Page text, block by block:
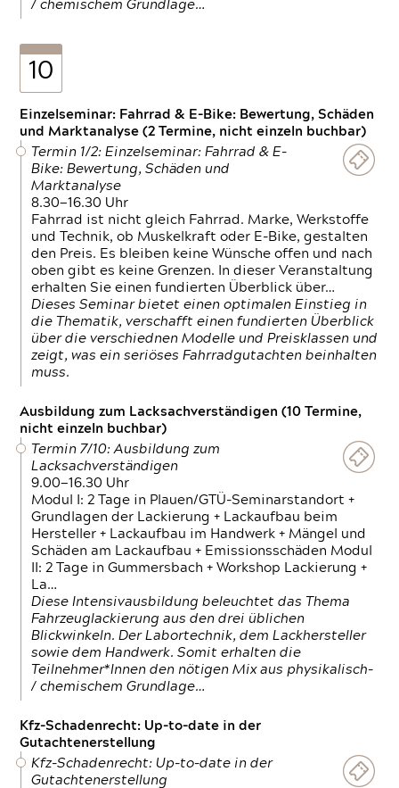
/ chemischem Grundlage…
10
Einzelseminar: Fahrrad & E-Bike: Bewertung, Schäden
und Marktanalyse (2 Termine, nicht einzeln buchbar)
Termin 1/2: Einzelseminar: Fahrrad & E-
Bike: Bewertung, Schäden und
Marktanalyse
8.30—16.30 Uhr
Fahrrad ist nicht gleich Fahrrad. Marke, Werkstoffe
und Technik, ob Muskelkraft oder E-Bike, gestalten
den Preis. Es bleiben keine Wünsche offen und nach
oben gibt es keine Grenzen. In dieser Veranstaltung
erhalten Sie einen fundierten Überblick über…
Dieses Seminar bietet einen optimalen Einstieg in
die Thematik, verschafft einen fundierten Überblick
über die verschiednen Modelle und Preisklassen und
zeigt, was ein seriöses Fahrradgutachten beinhalten
muss.
Ausbildung zum Lacksachverständigen (10 Termine,
nicht einzeln buchbar)
Termin 7/10: Ausbildung zum
Lacksachverständigen
9.00—16.30 Uhr
Modul I: 2 Tage in Plauen/GTÜ-Seminarstandort +
Grundlagen der Lackierung + Lackaufbau beim
Hersteller + Lackaufbau im Handwerk + Mängel und
Schäden am Lackaufbau + Emissionsschäden Modul
II: 2 Tage in Gummersbach + Workshop Lackierung +
La…
Diese Intensivausbildung beleuchtet das Thema
Fahrzeuglackierung aus den drei üblichen
Blickwinkeln. Der Labortechnik, dem Lackhersteller
sowie dem Handwerk. Somit erhalten die
Teilnehmer*Innen den nötigen Mix aus physikalisch-
/ chemischem Grundlage…
Kfz-Schadenrecht: Up-to-date in der
Gutachtenerstellung
Kfz-Schadenrecht: Up-to-date in der
Gutachtenerstellung